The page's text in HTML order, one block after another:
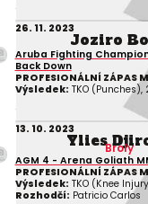
26. 11. 2023
Joziro
Aruba Fighting
Back Down
PROFESIONÁLNÍ ZÁPAS
Výsledek: TKO (Punches),
13. 10. 2023
YliesBroly
AGM 4 - Arena Goliath
PROFESIONÁLNÍ ZÁPAS
Výsledek: TKO (Knee
Rozhodčí: Patricio Carlos